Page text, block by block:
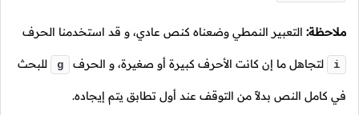
ملاحظة: التعبير النمطي وضعناه كنص عادي، و قد استخدمنا الحرف
i لتجاهل ما إن كانت الأحرف كبيرة أو صغيرة، و الحرف g للبحث
في كامل النص بدلاً من التوقف عند أول تطابق يتم إيجاده.